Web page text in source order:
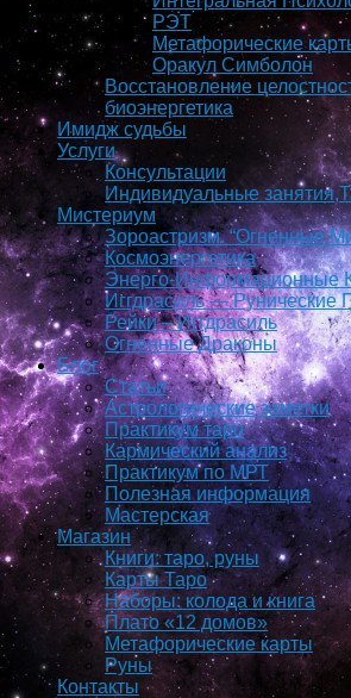
РЭТ
Метафорические
Оракул Симболон
Восстановление
биоэнергетика
Имидж судьбы
Услуги
Консультации
Индивидуальные
Мистериум
Зороастризм. “Огненные
Космоэнергетика
Энерго-Информационные
Иггдрасиль — Рунические
Рейки – Иггдрасиль
Огненные Драконы
Блог
Статьи
Астрологические заметки
Практикум таро
Кармический анализ
Практикум по МРТ
Полезная информация
Мастерская
Магазин
Книги: таро, руны
Карты Таро
Наборы: колода и книга
Плато «12 домов»
Метафорические карты
Руны
Контакты